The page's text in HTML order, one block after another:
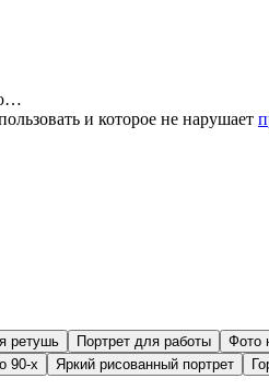
и которое не нарушает
ретушь Портрет для работы Фото
90-х Яркий рисованный портрет